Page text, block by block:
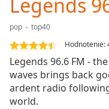
Duration
Loaded:
0.00%
Stream
TypeLIVE
Seek to
currently
pop
top40
Hodnotenie:
Legends 96.6 FM -
waves brings back
ardent radio
world.